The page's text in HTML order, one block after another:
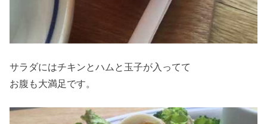
サラダにはチキンとハムと玉子が入ってて
お腹も大満足です。